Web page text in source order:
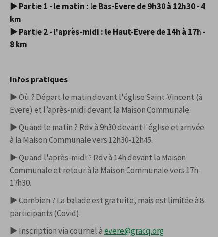
► Partie 1 - le matin : le Bas-Evere de 9h30 à 12h30 - 4
km
► Partie 2 - l'après-midi : le Haut-Evere de 14h à 17h -
8 km
Infos pratiques
► Où ? Départ le matin devant l'église Saint-Vincent (à
Evere) et l’après-midi devant la Maison Communale.
► Quand le matin ? Rdv à 9h30 devant l'église et arrivée
à la Maison Communale vers 12h30-12h45.
► Quand l'après-midi ? Rdv à 14h devant la Maison
Communale et retour à la Maison Communale vers 17h-
17h30.
► Combien ? La balade est gratuite, mais est limitée à 8
participants (Covid).
► Inscription via courriel àevere@gracq.org